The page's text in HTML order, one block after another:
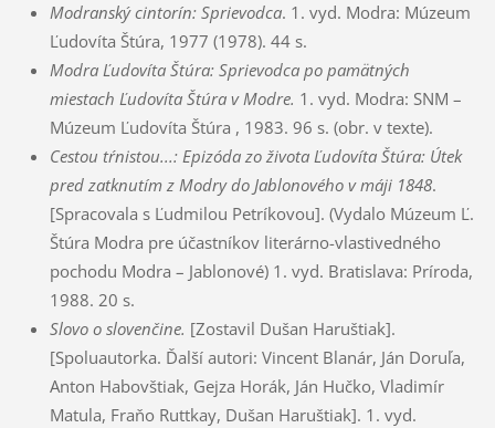
Modranský cintorín: Sprievodca. 1. vyd. Modra: Múzeum
Ľudovíta Štúra, 1977 (1978). 44 s.
Modra Ľudovíta Štúra: Sprievodca po pamätných
miestach Ľudovíta Štúra v Modre. 1. vyd. Modra: SNM –
Múzeum Ľudovíta Štúra , 1983. 96 s. (obr. v texte).
Cestou tŕnistou...: Epizóda zo života Ľudovíta Štúra: Útek
pred zatknutím z Modry do Jablonového v máji 1848.
[Spracovala s Ľudmilou Petríkovou]. (Vydalo Múzeum Ľ.
Štúra Modra pre účastníkov literárno-vlastivedného
pochodu Modra – Jablonové) 1. vyd. Bratislava: Príroda,
1988. 20 s.
Slovo o slovenčine. [Zostavil Dušan Haruštiak].
[Spoluautorka. Ďalší autori: Vincent Blanár, Ján Doruľa,
Anton Habovštiak, Gejza Horák, Ján Hučko, Vladimír
Matula, Fraňo Ruttkay, Dušan Haruštiak]. 1. vyd.